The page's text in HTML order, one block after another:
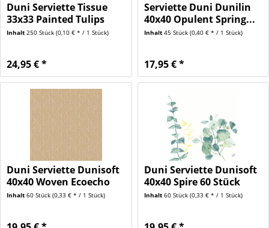
Duni Serviette Tissue
33x33 Painted Tulips
250...
Inhalt250 Stück(0,10 € * / 1 Stück)
24,95 € *
Serviette Duni Dunilin
40x40 Opulent Spring...
Inhalt 45 Stück (0,40 € * / 1 Stück)
17,95 € *
Duni Serviette Dunisoft
40x40 Woven Ecoecho
60...
Inhalt60 Stück(0,33 € * / 1 Stück)
Duni Serviette Dunisoft
40x40 Spire 60 Stück
Inhalt 60 Stück (0,33 € * / 1 Stück)